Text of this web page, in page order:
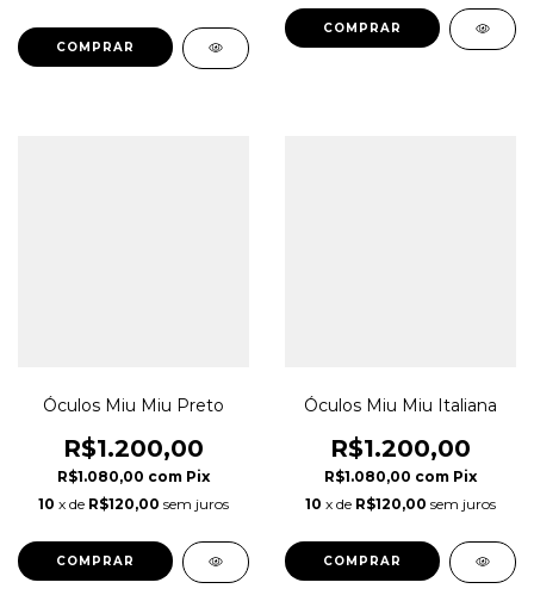
Óculos Miu Miu Preto
R$1.200,00
R$1.080,00 com Pix
10 x de R$120,00 sem juros
Óculos Miu Miu Italiana
R$1.200,00
R$1.080,00 com Pix
10 x de R$120,00 sem juros